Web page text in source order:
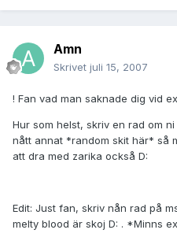
Amn
Skrivet juli 15, 2007
! Fan vad man saknade dig vid
Hur som helst, skriv en rad om
nått annat *random skit här* så
att dra med zarika också D:
Edit: Just fan, skriv nån rad på
melty blood är skoj D: . *Minns